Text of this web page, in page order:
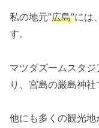
私の地元”広島”には
す。
マツダズームスタ
り、宮島の厳島神社
他にも多くの観光